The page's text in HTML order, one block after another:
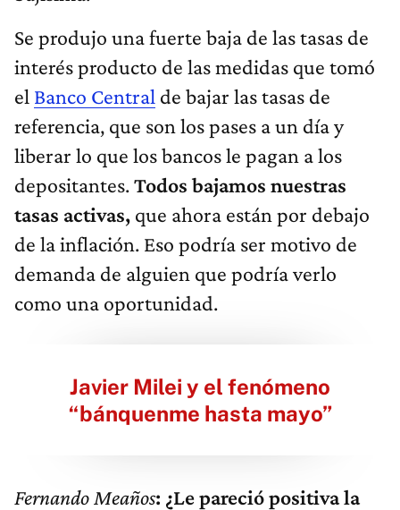
Se produjo una fuerte baja de las tasas de
interés producto de las medidas que tomó
el Banco Central de bajar las tasas de
referencia, que son los pases a un día y
liberar lo que los bancos le pagan a los
depositantes.Todos bajamos nuestras
tasas activas, que ahora están por debajo
de la inflación. Eso podría ser motivo de
demanda de alguien que podría verlo
como una oportunidad.
Javier Milei y el fenómeno
“bánquenme hasta mayo”
Fernando Meaños: ¿Le pareció positiva la